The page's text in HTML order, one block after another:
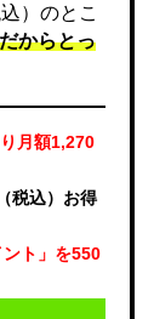
）のとこ
からとっ
月額1,270
税込）お得
ント」を550